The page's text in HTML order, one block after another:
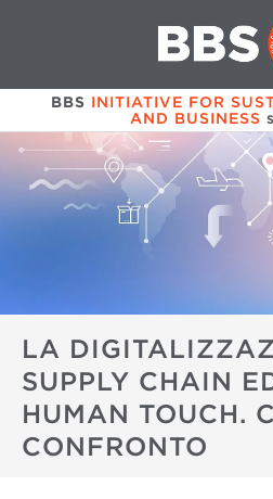
BBS INITIATIVE FOR
AND BUSINESS
LA
SUPPLY CHAIN
HUMAN TOUCH.
CONFRONTO